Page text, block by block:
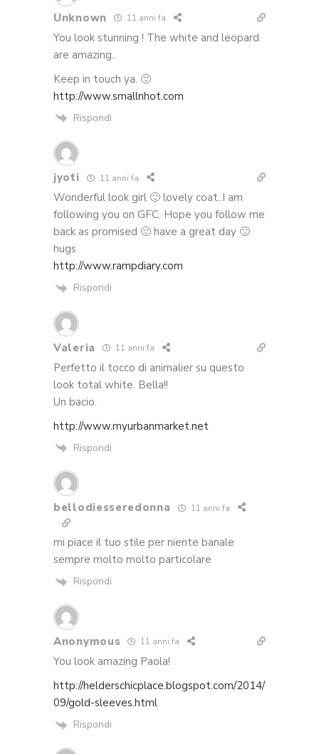
Unknown 11 anni fa
You look stunning ! The white and leopard
are amazing..
Keep in touch ya. 🙂
http://www.smallnhot.com
Rispondi
jyoti 11 anni fa
Wonderful look girl 🙂 lovely coat..I am
following you on GFC. Hope you follow me
back as promised 🙂 have a great day 🙂
hugs
http://www.rampdiary.com
Rispondi
Valeria 11 anni fa
Perfetto il tocco di animalier su questo
look total white. Bella!!
Un bacio.
http://www.myurbanmarket.net
Rispondi
bellodiesseredonna 11 anni fa
mi piace il tuo stile per niente banale
sempre molto molto particolare
Rispondi
Anonymous 11 anni fa
You look amazing Paola!
http://helderschicplace.blogspot.com/2014/
09/gold-sleeves.html
Rispondi